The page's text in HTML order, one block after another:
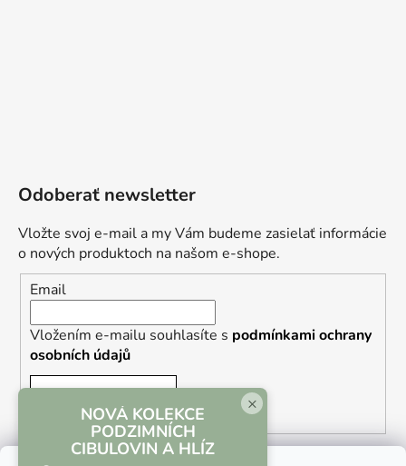
Odoberať newsletter
Vložte svoj e-mail a my Vám budeme zasielať informácie
o nových produktoch na našom e-shope.
Email
Vložením e-mailu souhlasíte s podmínkami ochrany
osobních údajů
×
NOVÁ KOLEKCE
PODZIMNÍCH
CIBULOVIN A HLÍZ